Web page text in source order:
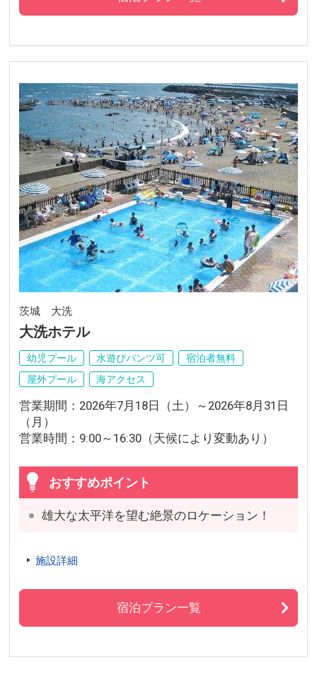
茨城 大洗
大洗ホテル
幼児プール 水遊びパンツ可
宿泊者無料
屋外プール
海アクセス
営業期間：2026年7月18日（土）～2026年8月31日
（月）
営業時間：9:00～16:30（天候により変動あり）
おすすめポイント
雄大な太平洋を望む絶景のロケーション！
施設詳細
宿泊プラン一覧